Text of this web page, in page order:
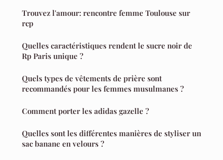
Trouvez l'amour: rencontre femme Toulouse sur
rcp
Quelles caractéristiques rendent le sucre noir de
Rp Paris unique ?
Quels types de vêtements de prière sont
recommandés pour les femmes musulmanes ?
Comment porter les adidas gazelle ?
Quelles sont les différentes manières de styliser un
sac banane en velours ?